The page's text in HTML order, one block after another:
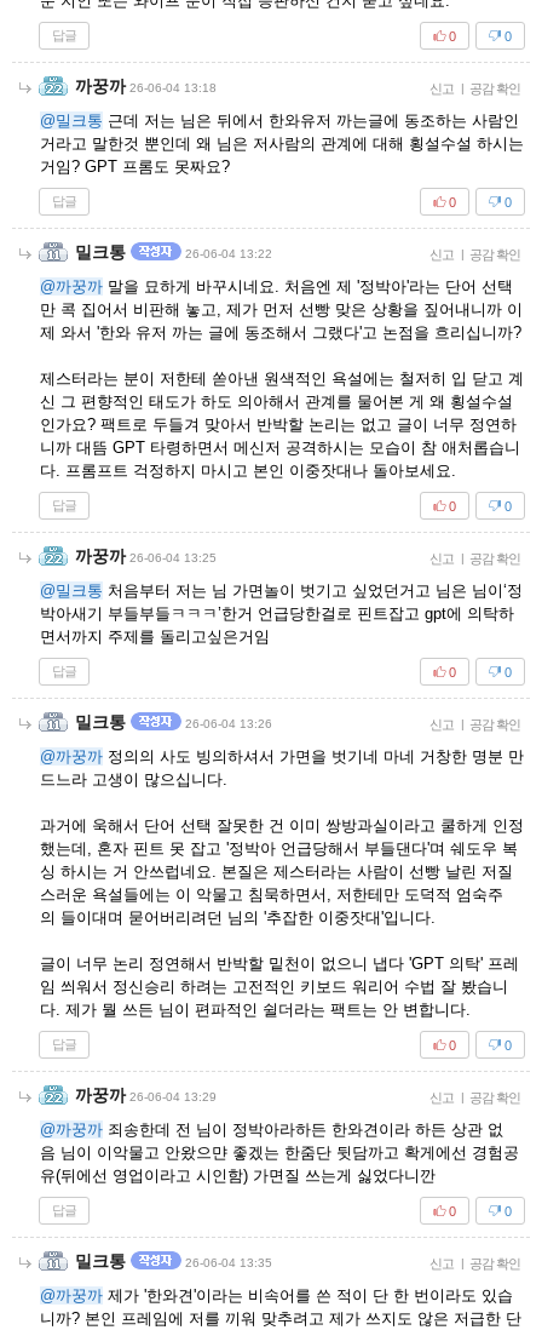
답글 0
0
까꿍까 26-06-04 13:18 신고 | 공감 확인
@밀크통 근데 저는 님은 뒤에서 한와유저 까는글에 동조하는 사람인
거라고 말한것 뿐인데 왜 님은 저사람의 관계에 대해 횡설수설 하시는
거임? GPT 프롬도 못짜요?
답글 0
0
밀크통 26-06-04 13:22 신고 | 공감 확인
@까꿍까 말을 묘하게 바꾸시네요. 처음엔 제 '정박아'라는 단어 선택
만 콕 집어서 비판해 놓고, 제가 먼저 선빵 맞은 상황을 짚어내니까 이
제 와서 '한와 유저 까는 글에 동조해서 그랬다'고 논점을 흐리십니까?
제스터라는 분이 저한테 쏟아낸 원색적인 욕설에는 철저히 입 닫고 계
신 그 편향적인 태도가 하도 의아해서 관계를 물어본 게 왜 횡설수설
인가요? 팩트로 두들겨 맞아서 반박할 논리는 없고 글이 너무 정연하
니까 대뜸 GPT 타령하면서 메신저 공격하시는 모습이 참 애처롭습니
다. 프롬프트 걱정하지 마시고 본인 이중잣대나 돌아보세요.
답글 0
0
까꿍까 26-06-04 13:25 신고 | 공감 확인
@밀크통 처음부터 저는 님 가면놀이 벗기고 싶었던거고 님은 님이‘정
박아새기 부들부들ㅋㅋㅋ’한거 언급당한걸로 핀트잡고 gpt에 의탁하
면서까지 주제를 돌리고싶은거임
답글 0
0
밀크통 26-06-04 13:26 신고 | 공감 확인
@까꿍까 정의의 사도 빙의하셔서 가면을 벗기네 마네 거창한 명분 만
드느라 고생이 많으십니다.
과거에 욱해서 단어 선택 잘못한 건 이미 쌍방과실이라고 쿨하게 인정
했는데, 혼자 핀트 못 잡고 '정박아 언급당해서 부들댄다'며 쉐도우 복
싱 하시는 거 안쓰럽네요. 본질은 제스터라는 사람이 선빵 날린 저질
스러운 욕설들에는 이 악물고 침묵하면서, 저한테만 도덕적 엄숙주
의 들이대며 묻어버리려던 님의 '추잡한 이중잣대'입니다.
글이 너무 논리 정연해서 반박할 밑천이 없으니 냅다 'GPT 의탁' 프레
임 씌워서 정신승리 하려는 고전적인 키보드 워리어 수법 잘 봤습니
다. 제가 뭘 쓰든 님이 편파적인 쉴더라는 팩트는 안 변합니다.
답글 0
0
까꿍까 26-06-04 13:29 신고 | 공감 확인
@까꿍까 죄송한데 전 님이 정박아라하든 한와견이라 하든 상관 없
음 님이 이악물고 안왔으먄 좋겠는 한줌단 뒷담까고 확게에선 경험공
유(뒤에선 영업이라고 시인함) 가면질 쓰는게 싫었다니깐
답글 0
0
밀크통 26-06-04 13:35 신고 | 공감 확인
@까꿍까 제가 '한와견'이라는 비속어를 쓴 적이 단 한 번이라도 있습
니까? 본인 프레임에 저를 끼워 맞추려고 제가 쓰지도 않은 저급한 단